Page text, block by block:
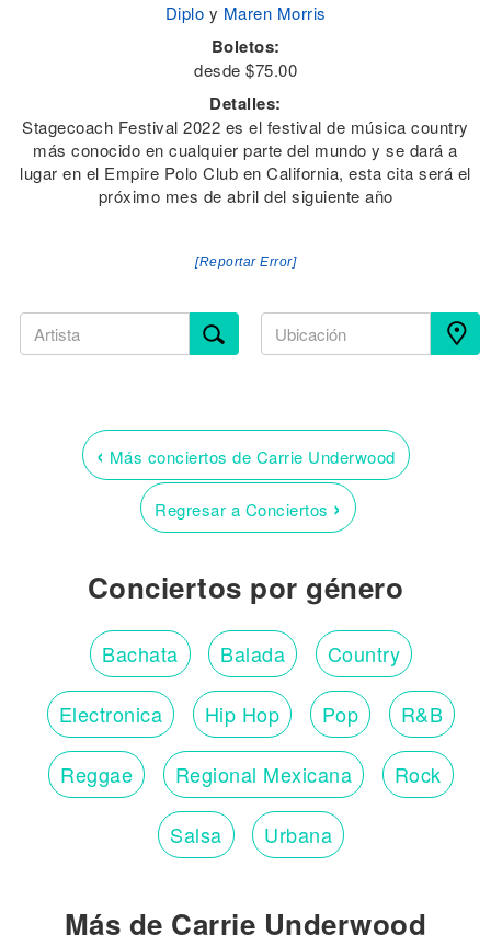
Diplo y Maren Morris
Boletos:
desde $75.00
Detalles:
Stagecoach Festival 2022 es el festival de música country
más conocido en cualquier parte del mundo y se dará a
lugar en el Empire Polo Club en California, esta cita será el
próximo mes de abril del siguiente año
[Reportar Error]
‹ Más conciertos de Carrie Underwood
Regresar a Conciertos ›
Conciertos por género
Bachata Balada Country
Electronica Hip Hop Pop R&B
Reggae Regional Mexicana Rock
Salsa Urbana
Más de Carrie Underwood